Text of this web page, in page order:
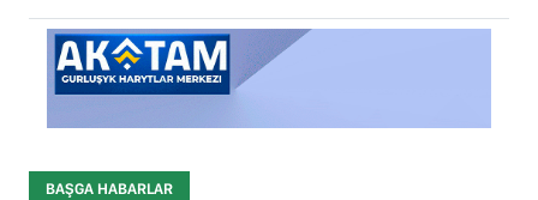
BAŞGA HABARLAR